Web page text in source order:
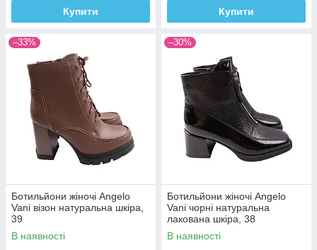
Купити Купити
–33%
Ботильйони жіночі Angelo
Vani візон натуральна шкіра,
39
В наявності
–30%
Ботильйони жіночі Angelo
Vani чорні натуральна
лакована шкіра, 38
В наявності